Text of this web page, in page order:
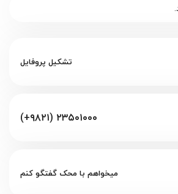
تشکیل پروفایل
(+۹۸۲۱) ۲۳۵۰۱۰۰۰
میخواهم با محک گفتگو کنم